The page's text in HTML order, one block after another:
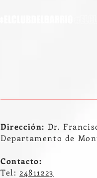
Dirección: Dr.
Departamento de
Contacto:
Tel: 24811223